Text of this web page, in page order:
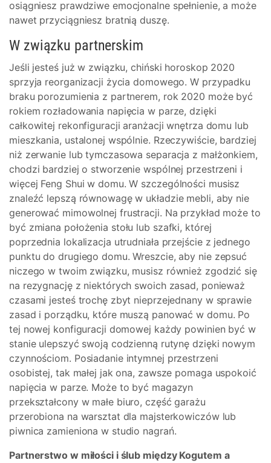
osiągniesz prawdziwe emocjonalne spełnienie, a może
nawet przyciągniesz bratnią duszę.
W związku partnerskim
Jeśli jesteś już w związku, chiński horoskop 2020
sprzyja reorganizacji życia domowego. W przypadku
braku porozumienia z partnerem, rok 2020 może być
rokiem rozładowania napięcia w parze, dzięki
całkowitej rekonfiguracji aranżacji wnętrza domu lub
mieszkania, ustalonej wspólnie. Rzeczywiście, bardziej
niż zerwanie lub tymczasowa separacja z małżonkiem,
chodzi bardziej o stworzenie wspólnej przestrzeni i
więcej Feng Shui w domu. W szczególności musisz
znaleźć lepszą równowagę w układzie mebli, aby nie
generować mimowolnej frustracji. Na przykład może to
być zmiana położenia stołu lub szafki, której
poprzednia lokalizacja utrudniała przejście z jednego
punktu do drugiego domu. Wreszcie, aby nie zepsuć
niczego w twoim związku, musisz również zgodzić się
na rezygnację z niektórych swoich zasad, ponieważ
czasami jesteś trochę zbyt nieprzejednany w sprawie
zasad i porządku, które muszą panować w domu. Po
tej nowej konfiguracji domowej każdy powinien być w
stanie ulepszyć swoją codzienną rutynę dzięki nowym
czynnościom. Posiadanie intymnej przestrzeni
osobistej, tak małej jak ona, zawsze pomaga uspokoić
napięcia w parze. Może to być magazyn
przekształcony w małe biuro, część garażu
przerobiona na warsztat dla majsterkowiczów lub
piwnica zamieniona w studio nagrań.
Partnerstwo w miłości i ślub między Kogutem a